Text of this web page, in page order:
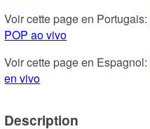
Voir cette page en Portugais:
POP ao vivo
Voir cette page en Espagnol:
en vivo
Description